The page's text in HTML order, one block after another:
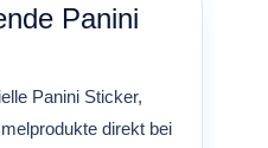
Panini
Panini Sticker,
direkt bei